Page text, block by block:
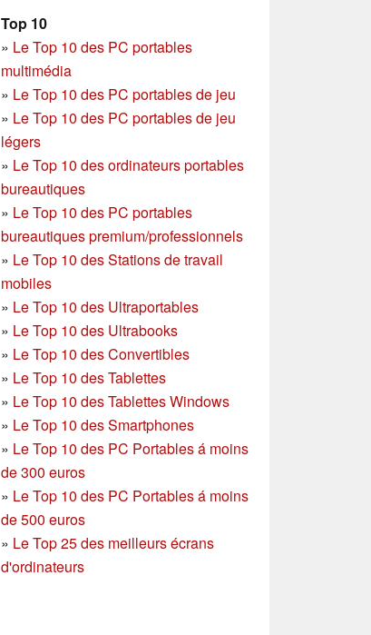
Top 10
» Le Top 10 des PC portables
multimédia
» Le Top 10 des PC portables de jeu
» Le Top 10 des PC portables de jeu
légers
» Le Top 10 des ordinateurs portables
bureautiques
» Le Top 10 des PC portables
bureautiques premium/professionnels
» Le Top 10 des Stations de travail
mobiles
» Le Top 10 des Ultraportables
» Le Top 10 des Ultrabooks
» Le Top 10 des Convertibles
» Le Top 10 des Tablettes
» Le Top 10 des Tablettes Windows
» Le Top 10 des Smartphones
» Le Top 10 des PC Portables á moins
de 300 euros
» Le Top 10 des PC Portables á moins
de 500 euros
» Le Top 25 des meilleurs écrans
d'ordinateurs